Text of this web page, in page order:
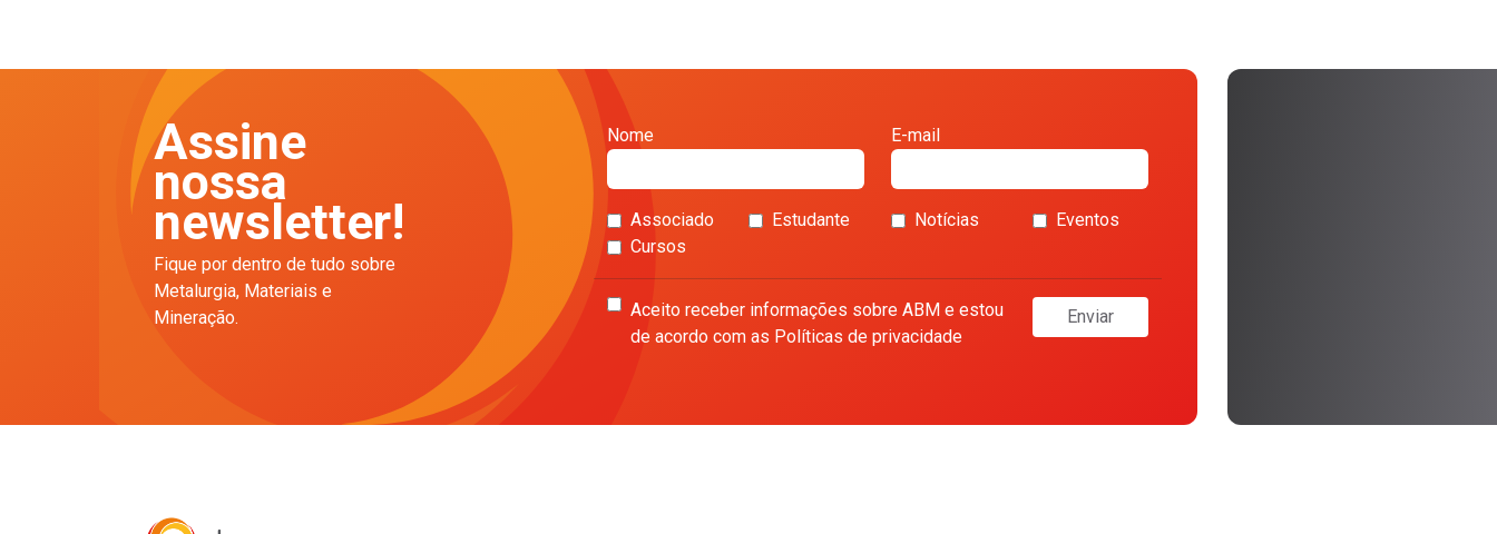
Assine
nossa
newsletter!
Fique por dentro de tudo sobre
Metalurgia, Materiais e
Mineração.
Nome E-mail
Associado Estudante Notícias
Eventos
Cursos
Aceito receber informações sobre ABM e estou
de acordo com as Políticas de privacidade
Enviar